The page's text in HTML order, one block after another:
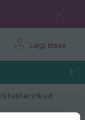
Logi sisse